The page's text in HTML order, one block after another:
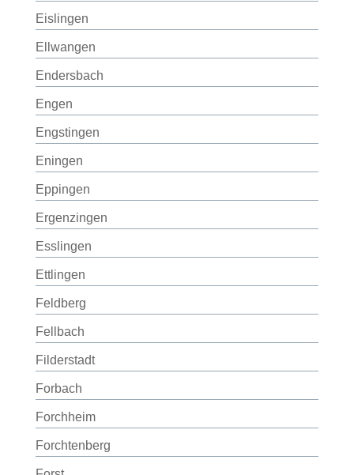
Eislingen
Ellwangen
Endersbach
Engen
Engstingen
Eningen
Eppingen
Ergenzingen
Esslingen
Ettlingen
Feldberg
Fellbach
Filderstadt
Forbach
Forchheim
Forchtenberg